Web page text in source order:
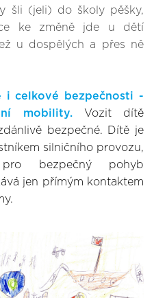
šli (jeli) do školy pěšky,
ke změně jde u dětí
u dospělých a přes ně
i celkové bezpečnosti -
mobility.
Vozit dítě
bezpečné. Dítě je
silničního provozu,
bezpečný pohyb
jen přímým kontaktem